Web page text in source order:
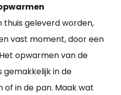
thuis geleverd worden,
vast moment, door een
opwarmen van de
gemakkelijk in de
of in de pan. Maak wat